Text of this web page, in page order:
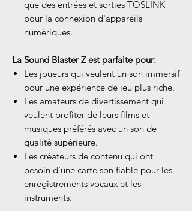
que des entrées et sorties TOSLINK
pour la connexion d'appareils
numériques.
La Sound Blaster Z est parfaite pour:
Les joueurs qui veulent un son immersif
pour une expérience de jeu plus riche.
Les amateurs de divertissement qui
veulent profiter de leurs films et
musiques préférés avec un son de
qualité supérieure.
Les créateurs de contenu qui ont
besoin d'une carte son fiable pour les
enregistrements vocaux et les
instruments.